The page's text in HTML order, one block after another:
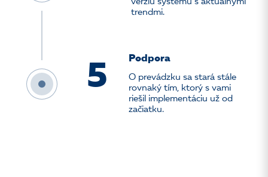
verziu systému s aktuálnymi
trendmi.
5
Podpora
O prevádzku sa stará stále
rovnaký tím, ktorý s vami
riešil implementáciu už od
začiatku.